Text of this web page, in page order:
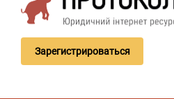
Зарегистрироваться